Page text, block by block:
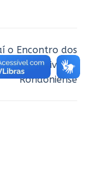
o Encontro dos
Cooperativismo
Rondoniense